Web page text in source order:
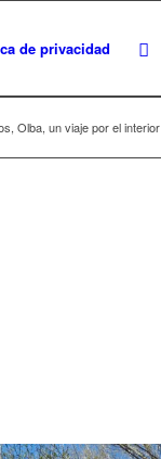
de privacidad
Olba, un viaje por el interior